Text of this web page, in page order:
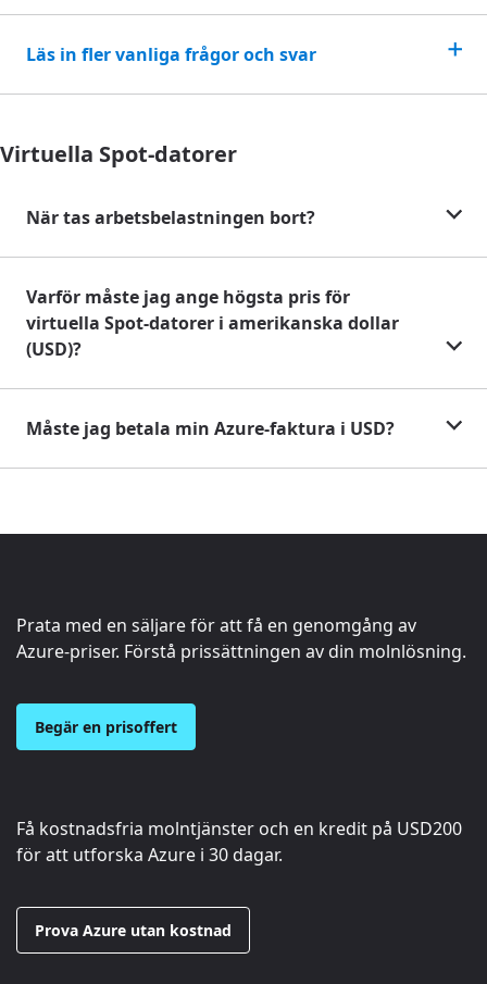
Läs in fler vanliga frågor och svar
Virtuella Spot-datorer
När tas arbetsbelastningen bort?
Varför måste jag ange högsta pris för
virtuella Spot-datorer i amerikanska dollar
(USD)?
Måste jag betala min Azure-faktura i USD?
Prata med en säljare för att få en genomgång av
Azure-priser. Förstå prissättningen av din molnlösning.
Begär en prisoffert
Få kostnadsfria molntjänster och en kredit på USD200
för att utforska Azure i 30 dagar.
Prova Azure utan kostnad